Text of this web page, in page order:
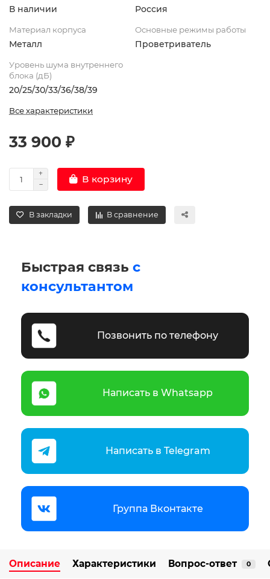
В наличии Россия
Материал корпуса
Металл
Основные режимы работы
Проветриватель
Уровень шума внутреннего
блока (дБ)
20/25/30/33/36/38/39
Все характеристики
33 900 ₽
В корзину
В закладки В сравнение
Быстрая связь с
консультантом
Позвонить по телефону
Написать в Whatsapp
Написать в Telegram
Группа Вконтакте
Описание Характеристики Вопрос-ответ 0